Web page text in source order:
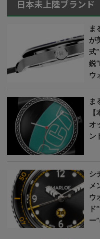
日本未上陸ブランド
ま
が
式
鋭
ウ
ま
オ
ン
シ
メ
ウ
ド
ー